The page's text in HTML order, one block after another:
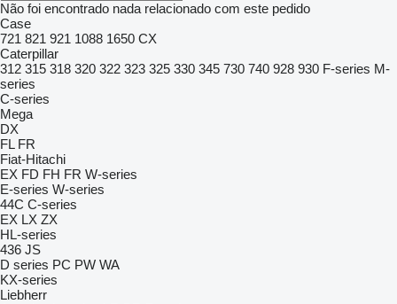
Não foi encontrado nada relacionado com este pedido
Case
721 821 921 1088 1650 CX
Caterpillar
312 315 318 320 322 323 325 330 345 730 740 928 930 F-series M-
series
C-series
Mega
DX
FL FR
Fiat-Hitachi
EX FD FH FR W-series
E-series W-series
44C C-series
EX LX ZX
HL-series
436 JS
D series PC PW WA
KX-series
Liebherr